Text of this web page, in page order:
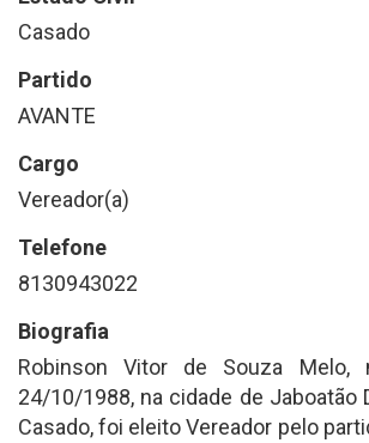
Casado
Partido
AVANTE
Cargo
Vereador(a)
Telefone
8130943022
Biografia
Robinson Vitor de Souza Melo,
24/10/1988, na cidade de Jaboatão
Casado, foi eleito Vereador pelo